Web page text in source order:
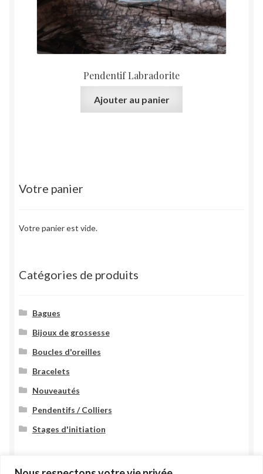
Pendentif Labradorite
Ajouter au panier
Votre panier
Votre panier est vide.
Catégories de produits
Bagues
Bijoux de grossesse
Boucles d'oreilles
Bracelets
Nouveautés
Pendentifs / Colliers
Stages d'initiation